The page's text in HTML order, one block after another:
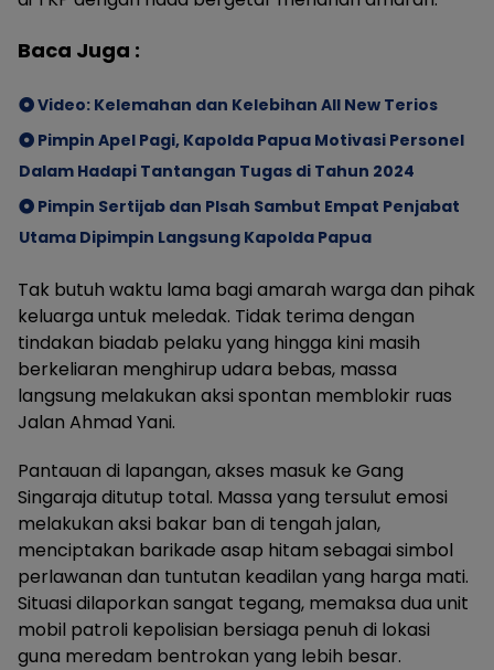
Baca Juga :
Video: Kelemahan dan Kelebihan All New Terios
Pimpin Apel Pagi, Kapolda Papua Motivasi Personel
Dalam Hadapi Tantangan Tugas di Tahun 2024
Pimpin Sertijab dan PIsah Sambut Empat Penjabat
Utama Dipimpin Langsung Kapolda Papua
​Tak butuh waktu lama bagi amarah warga dan pihak
keluarga untuk meledak. Tidak terima dengan
tindakan biadab pelaku yang hingga kini masih
berkeliaran menghirup udara bebas, massa
langsung melakukan aksi spontan memblokir ruas
Jalan Ahmad Yani.
Pantauan di lapangan, akses masuk ke Gang
Singaraja ditutup total. Massa yang tersulut emosi
melakukan aksi bakar ban di tengah jalan,
menciptakan barikade asap hitam sebagai simbol
perlawanan dan tuntutan keadilan yang harga mati.
Situasi dilaporkan sangat tegang, memaksa dua unit
mobil patroli kepolisian bersiaga penuh di lokasi
guna meredam bentrokan yang lebih besar.